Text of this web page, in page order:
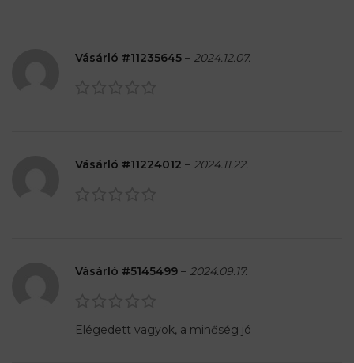
Vásárló #11235645 – 2024.12.07.
Vásárló #11224012 – 2024.11.22.
Vásárló #5145499 – 2024.09.17.
Elégedett vagyok, a minőség jó